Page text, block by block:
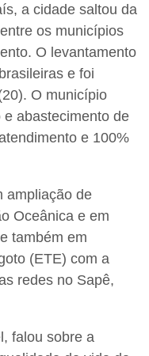
a cidade saltou da
os municípios
O levantamento
e foi
O município
abastecimento de
e 100%
ampliação de
Oceânica e em
também em
(ETE) com a
redes no Sapê,
falou sobre a